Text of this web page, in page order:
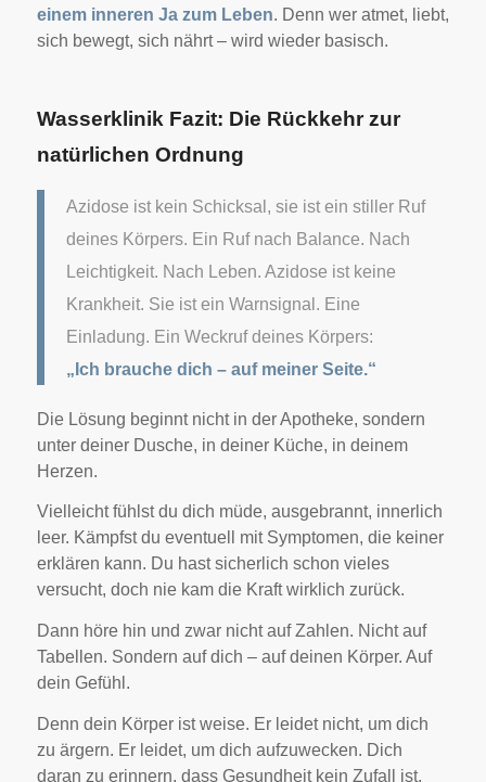
einem inneren Ja zum Leben. Denn wer atmet, liebt,
sich bewegt, sich nährt – wird wieder basisch.
Wasserklinik Fazit: Die Rückkehr zur
natürlichen Ordnung
Azidose ist kein Schicksal, sie ist ein stiller Ruf
deines Körpers. Ein Ruf nach Balance. Nach
Leichtigkeit. Nach Leben. Azidose ist keine
Krankheit. Sie ist ein Warnsignal. Eine
Einladung. Ein Weckruf deines Körpers:
„Ich brauche dich – auf meiner Seite.“
Die Lösung beginnt nicht in der Apotheke, sondern
unter deiner Dusche, in deiner Küche, in deinem
Herzen.
Vielleicht fühlst du dich müde, ausgebrannt, innerlich
leer. Kämpfst du eventuell mit Symptomen, die keiner
erklären kann. Du hast sicherlich schon vieles
versucht, doch nie kam die Kraft wirklich zurück.
Dann höre hin und zwar nicht auf Zahlen. Nicht auf
Tabellen. Sondern auf dich – auf deinen Körper. Auf
dein Gefühl.
Denn dein Körper ist weise. Er leidet nicht, um dich
zu ärgern. Er leidet, um dich aufzuwecken. Dich
daran zu erinnern, dass Gesundheit kein Zufall ist,